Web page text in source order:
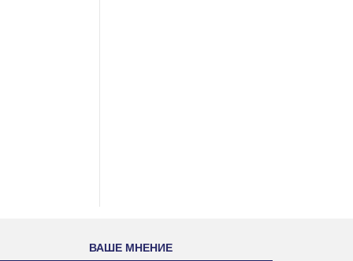
ВАШЕ МНЕНИЕ